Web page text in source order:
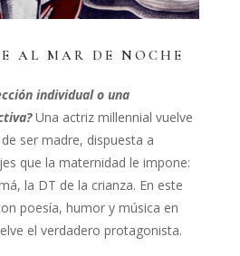
AL MAR DE NOCHE
individual o una
Una actriz millennial vuelve
ser madre, dispuesta a
que la maternidad le impone:
la DT de la crianza. En este
poesía, humor y música en
el verdadero protagonista.